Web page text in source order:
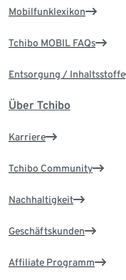
Mobilfunklexikon
Tchibo MOBIL FAQs
Entsorgung / Inhaltsstoffe
Über Tchibo
Karriere
Tchibo Community
Nachhaltigkeit
Geschäftskunden
Affiliate Programm